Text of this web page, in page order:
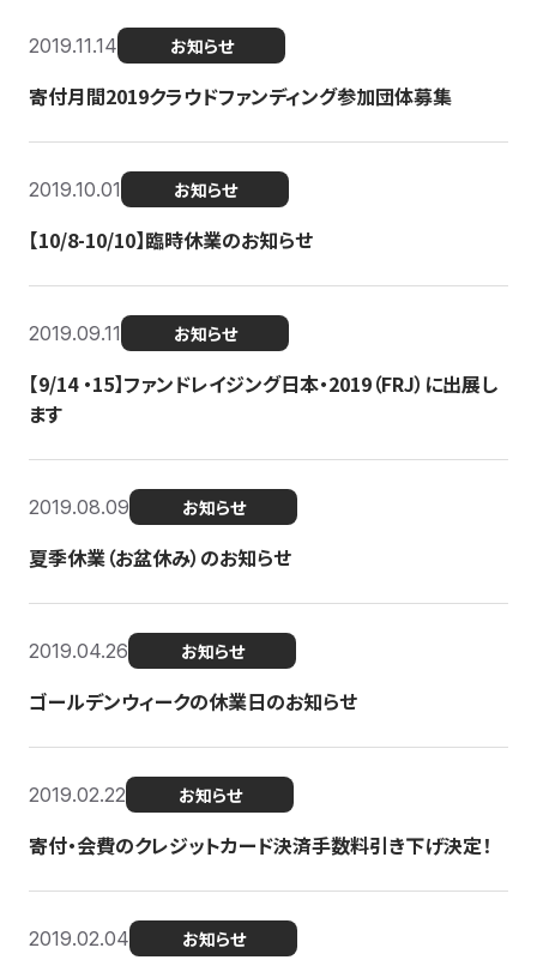
2019.11.14 お知らせ
寄付月間2019クラウドファンディング参加団体募集
2019.10.01 お知らせ
【10/8-10/10】臨時休業のお知らせ
2019.09.11 お知らせ
【9/14 ・15】ファンドレイジング日本・2019（FRJ）に出展し
ます
2019.08.09 お知らせ
夏季休業（お盆休み）のお知らせ
2019.04.26 お知らせ
ゴールデンウィークの休業日のお知らせ
2019.02.22 お知らせ
寄付・会費のクレジットカード決済手数料引き下げ決定！
2019.02.04 お知らせ